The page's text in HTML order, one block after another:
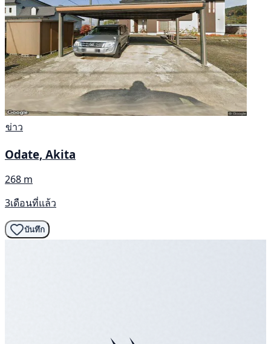
ข่าว
Odate, Akita
268 m
3เดือนที่แล้ว
บันทึก